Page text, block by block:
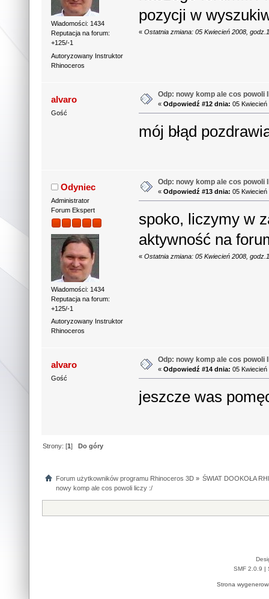
Wiadomości: 1434
Reputacja na forum:
+125/-1
Autoryzowany Instruktor
Rhinoceros
pozycji w
«Ostatnia zmiana: 05 Kwiecień 2008,
alvaro
Gość
Odp: nowy komp ale cos powoli
«Odpowiedź #12 dnia: 05
mój błąd
Odyniec
Administrator
Forum Ekspert
Wiadomości: 1434
Reputacja na forum:
+125/-1
Autoryzowany Instruktor
Rhinoceros
Odp: nowy komp ale cos powoli
«Odpowiedź #13 dnia: 05
spoko, liczymy w
aktywność na
«Ostatnia zmiana: 05 Kwiecień 2008,
alvaro
Gość
Odp: nowy komp ale cos powoli
«Odpowiedź #14 dnia: 05
jeszcze was
Strony: [1]Do góry
Forum użytkowników programu Rhinoceros 3D» ŚWIAT DOOKOŁA
nowy komp ale cos powoli liczy :/
SMF 2.0.9 |
Strona